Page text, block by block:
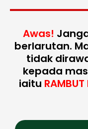
Awas!
berlarutan.
tidak
kepada
iaitu RAMBUT